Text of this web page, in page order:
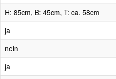
H: 85cm, B: 45cm, T: ca. 58cm
ja
nein
ja